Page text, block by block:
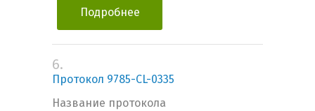
Подробнее
6.
Протокол 9785-CL-0335
Название протокола